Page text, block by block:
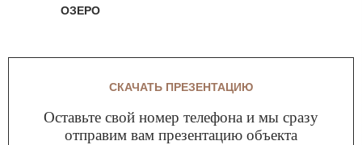
ОЗЕРО
СКАЧАТЬ ПРЕЗЕНТАЦИЮ
Оставьте свой номер телефона и мы сразу
отправим вам презентацию объекта